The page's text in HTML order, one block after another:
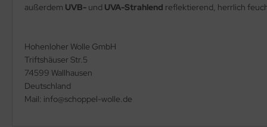
außerdem UVB- und UVA-Strahlend reflektierend, herrlich
Hohenloher Wolle GmbH
Triftshäuser Str.5
74599 Wallhausen
Deutschland
Mail: info@schoppel-wolle.de